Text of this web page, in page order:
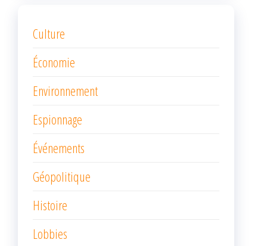
Culture
Économie
Environnement
Espionnage
Événements
Géopolitique
Histoire
Lobbies